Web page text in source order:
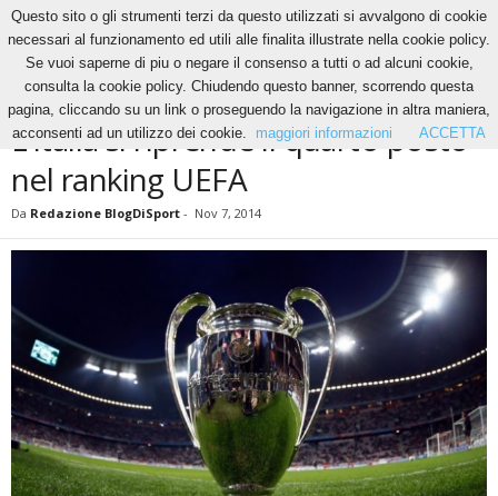
News L’Italia si riprende il quarto posto nel ranking UEFA
NEWS
L’Italia si riprende il quarto posto
nel ranking UEFA
Da Redazione BlogDiSport - Nov 7, 2014
Questo sito o gli strumenti terzi da questo utilizzati si avvalgono di cookie
necessari al funzionamento ed utili alle finalita illustrate nella cookie policy.
Se vuoi saperne di piu o negare il consenso a tutti o ad alcuni cookie,
consulta la cookie policy. Chiudendo questo banner, scorrendo questa
pagina, cliccando su un link o proseguendo la navigazione in altra maniera,
acconsenti ad un utilizzo dei cookie.
maggiori informazioni ACCETTA